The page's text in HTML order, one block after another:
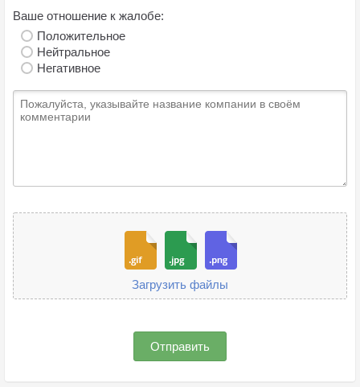
Ваше отношение к жалобе:
Положительное
Нейтральное
Негативное
Загрузить файлы
Отправить